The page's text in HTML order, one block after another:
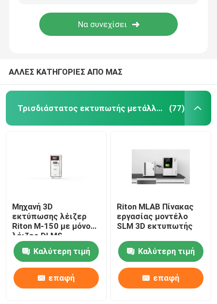
ΑΛΛΕΣ ΚΑΤΗΓΟΡΙΕΣ ΑΠΟ ΜΑΣ
Τρισδιάστατος εκτυπωτής μετάλλων λέιζερ (77)
Μηχανή 3D
εκτύπωσης λέιζερ
Riton M-150 με μόνο
λέιζερ DLMS
Καλύτερη τιμή
επαφή
Riton MLAB Πίνακας
εργασίας μοντέλο
SLM 3D εκτυπωτής
Καλύτερη τιμή
επαφή